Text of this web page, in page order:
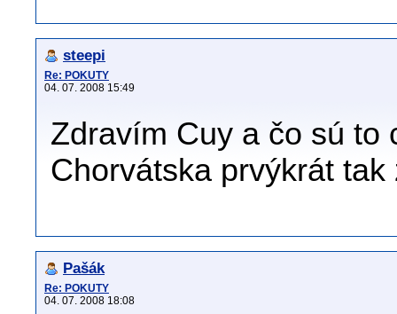
steepi
Re: POKUTY
04. 07. 2008 15:49
Zdravím Cuy a čo sú to
Chorvátska prvýkrát
Pašák
Re: POKUTY
04. 07. 2008 18:08